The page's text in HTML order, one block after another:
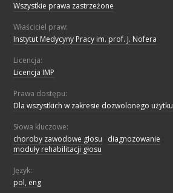
Wszystkie prawa zastrzeżone
Właściciel praw:
Instytut Medycyny Pracy im. prof. J. Nofera
Licencja:
Licencja IMP
Prawa dostępu:
Dla wszystkich w zakresie dozwolonego użytku
Słowa kluczowe:
choroby zawodowe głosu
diagnozowanie
moduły rehabilitacji głosu
Język:
pol, eng